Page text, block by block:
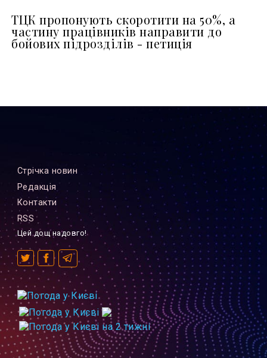
ТЦК пропонують скоротити на 50%, а
частину працівників направити до
бойових підрозділів - петиція
Стрiчка новин
Редакцiя
Контакти
RSS
Цей дощ надовго!